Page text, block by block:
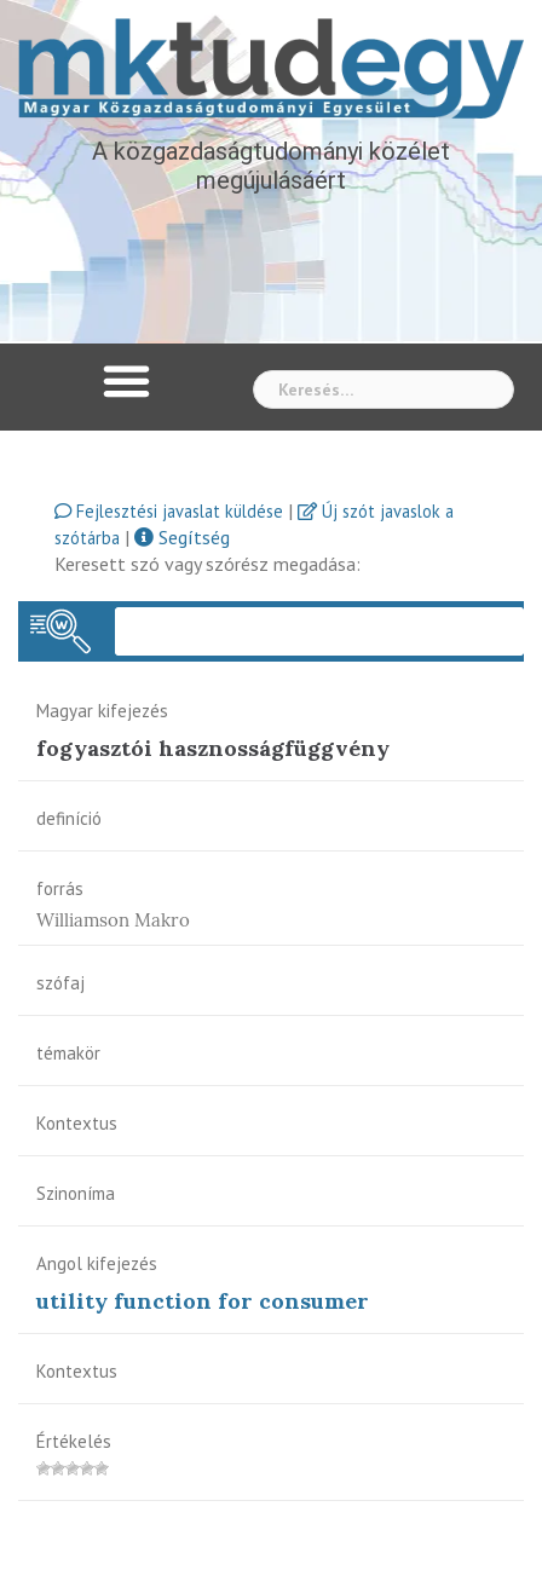
A közgazdaságtudományi közélet
megújulásáért
Fejlesztési javaslat küldése |
Új szót javaslok a
szótárba |
Segítség
Keresett szó vagy szórész megadása:
Magyar kifejezés
fogyasztói hasznosságfüggvény
definíció
forrás
Williamson Makro
szófaj
témakör
Kontextus
Szinoníma
Angol kifejezés
utility function for consumer
Kontextus
Értékelés